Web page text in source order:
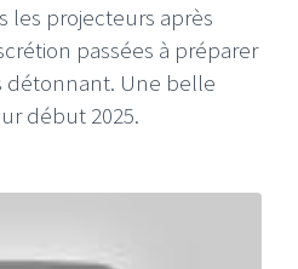
les projecteurs après
passées à préparer
détonnant. Une belle
début 2025.